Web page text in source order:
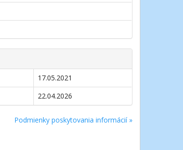
17.05.2021
22.04.2026
Podmienky poskytovania informácií »